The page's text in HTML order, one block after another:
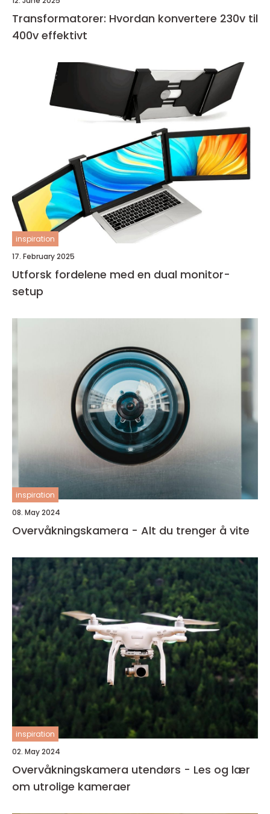
Transformatorer: Hvordan konvertere 230v til
400v effektivt
inspiration
17. February 2025
Utforsk fordelene med en dual monitor-
setup
inspiration
08. May 2024
Overvåkningskamera - Alt du trenger å vite
inspiration
02. May 2024
Overvåkningskamera utendørs - Les og lær
om utrolige kameraer